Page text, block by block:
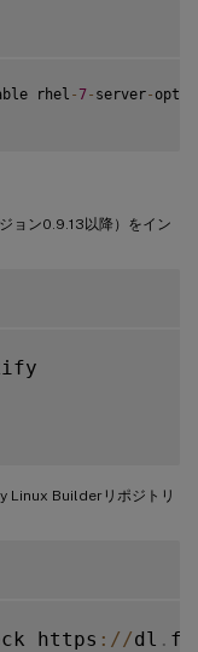
rhel - 7- server-
ョン0.9.13以降）をイン
Linux Builderリポジトリ
https : / /dl .